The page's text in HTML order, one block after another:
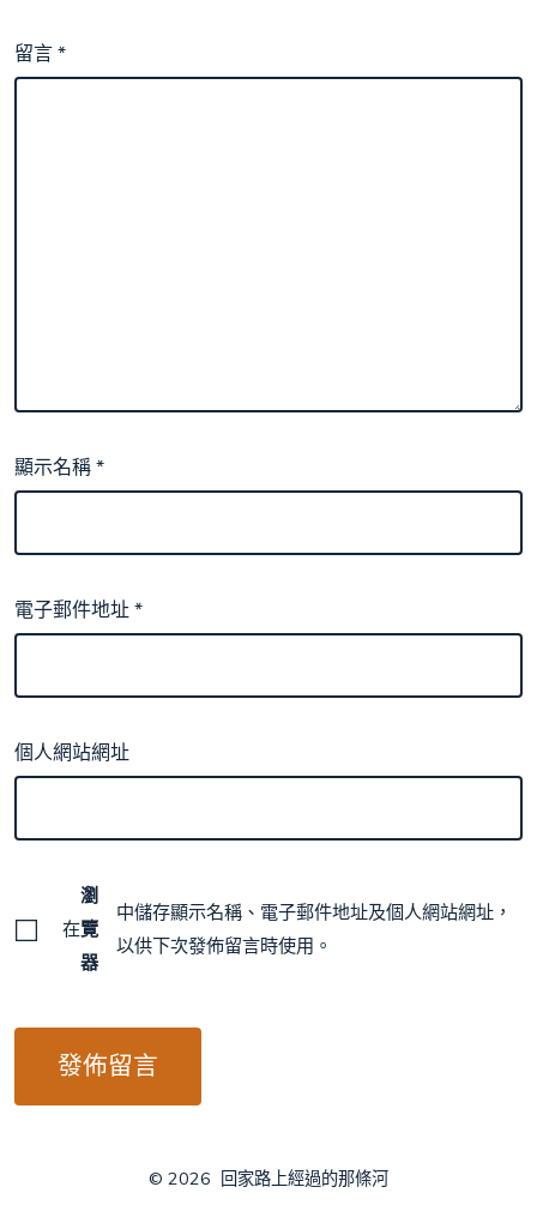
留言*
顯示名稱*
電子郵件地址*
個人網站網址
在
瀏
覽
器
中儲存顯示名稱、電子郵件地址及個人網站網址，
以供下次發佈留言時使用。
© 2026 回家路上經過的那條河